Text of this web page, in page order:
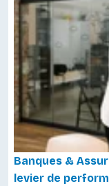
Banques &
levier de